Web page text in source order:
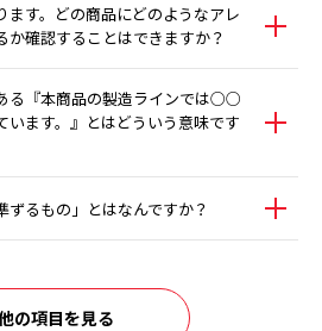
ます。どの商品にどのようなアレ
か確認することはできますか？
る『本商品の製造ラインでは○○
います。』とはどういう意味です
ずるもの」とはなんですか？
の項目を見る